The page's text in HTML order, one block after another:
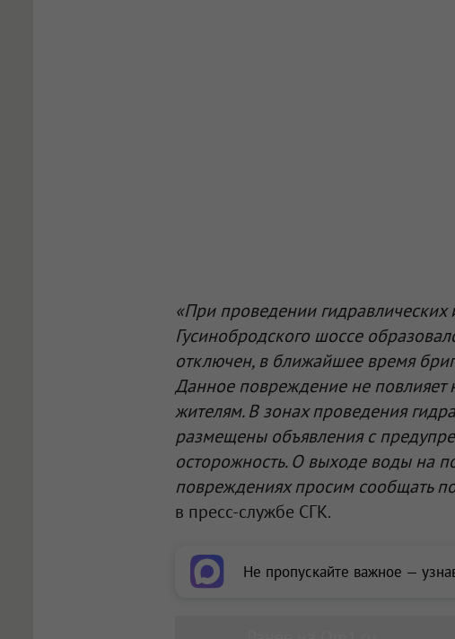
«При проведении
Гусинобродского шоссе
отключен, в ближайшее время
Данное повреждение не повлияет
жителям. В зонах проведения
размещены объявления с
осторожность. О выходе воды на
повреждениях просим сообщать
в пресс-службе СГК.
Не пропускайте важное —